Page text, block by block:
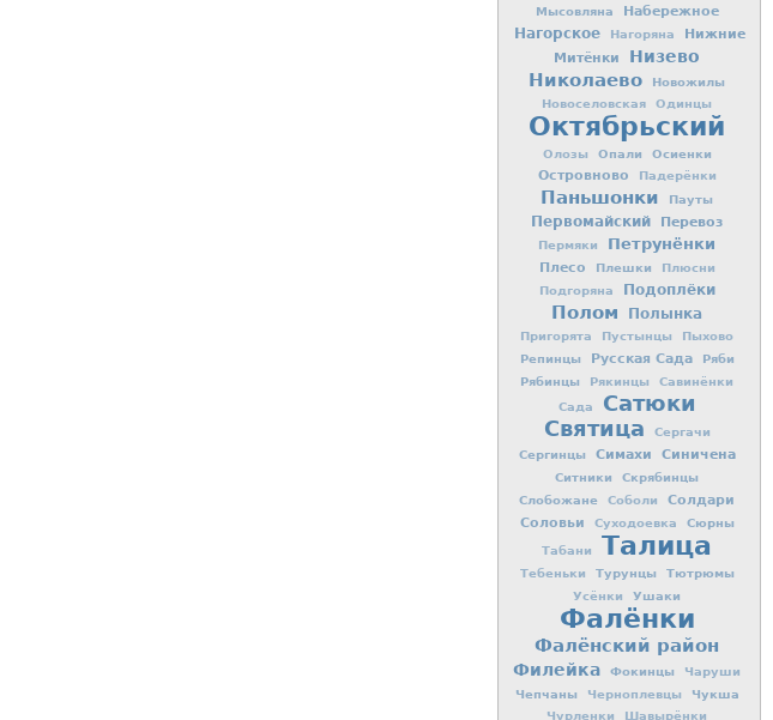
Мысовляна Набережное
Нагорское Нагоряна
Нижние
Митёнки
Низево
Николаево Новожилы
Новоселовская Одинцы
Октябрьский
Олозы Опали Осиенки
Островново Падерёнки
Паньшонки Пауты
Первомайский Перевоз
Пермяки Петрунёнки
Плесо Плешки
Плюсни
Подгоряна
Подоплёки
Полом Полынка
Пригорята Пустынцы Пыхово
Репинцы Русская Сада
Ряби
Рябинцы
Рякинцы
Савинёнки
Сада
Сатюки
Святица
Сергачи
Сергинцы Симахи Синичена
Ситники
Скрябинцы
Слобожане
Соболи
Солдари
Соловьи
Суходоевка Сюрны
Табани Талица
Тебеньки Турунцы Тютрюмы
Усёнки Ушаки
Фалёнки
Фалёнский район
Филейка Фокинцы Чаруши
Чепчаны Черноплевцы Чукша
Чурленки Шавырёнки